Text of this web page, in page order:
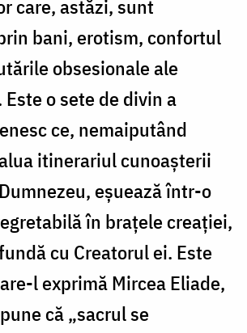
care, astăzi, sunt
bani, erotism, confortul
obsesionale ale
o sete de divin a
ce, nemaiputând
itinerariul cunoaşterii
eşuează într-o
în braţele creaţiei,
cu Creatorul ei. Este
l exprimă Mircea Eliade,
că „sacrul se